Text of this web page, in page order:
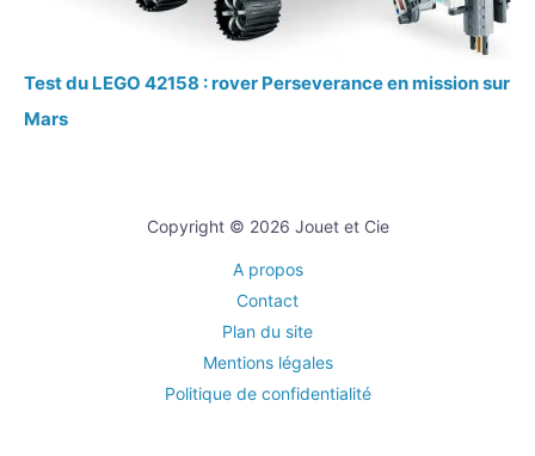
Test du LEGO 42158 : rover Perseverance en mission sur
Mars
Copyright © 2026 Jouet et Cie
A propos
Contact
Plan du site
Mentions légales
Politique de confidentialité